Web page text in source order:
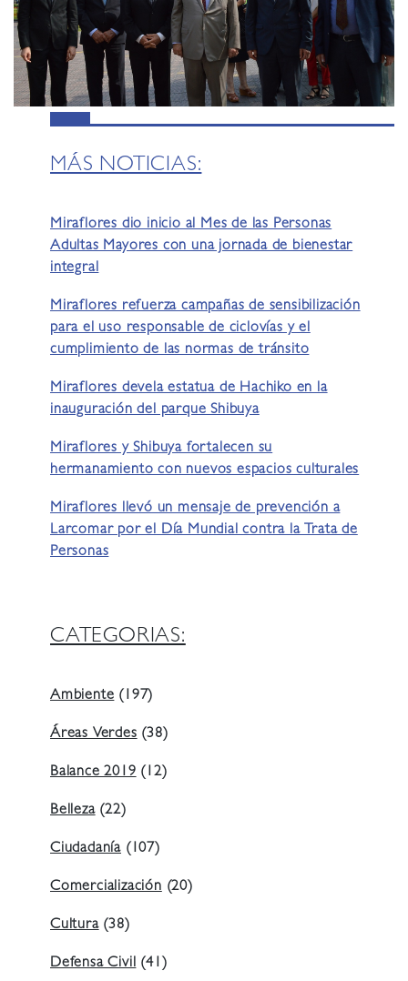
MÁS NOTICIAS:
Miraflores dio inicio al Mes de las Personas
Adultas Mayores con una jornada de bienestar
integral
Miraflores refuerza campañas de sensibilización
para el uso responsable de ciclovías y el
cumplimiento de las normas de tránsito
Miraflores devela estatua de Hachiko en la
inauguración del parque Shibuya
Miraflores y Shibuya fortalecen su
hermanamiento con nuevos espacios culturales
Miraflores llevó un mensaje de prevención a
Larcomar por el Día Mundial contra la Trata de
Personas
CATEGORIAS:
Ambiente (197)
Áreas Verdes (38)
Balance 2019 (12)
Belleza(22)
Ciudadanía (107)
Comercialización (20)
Cultura(38)
Defensa Civil (41)